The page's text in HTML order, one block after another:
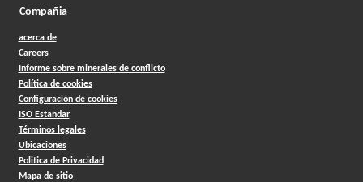
Compañia
acerca de
Careers
Informe sobre minerales de conflicto
Política de cookies
Configuración de cookies
ISO Estandar
Términos legales
Ubicaciones
Politica de Privacidad
Mapa de sitio